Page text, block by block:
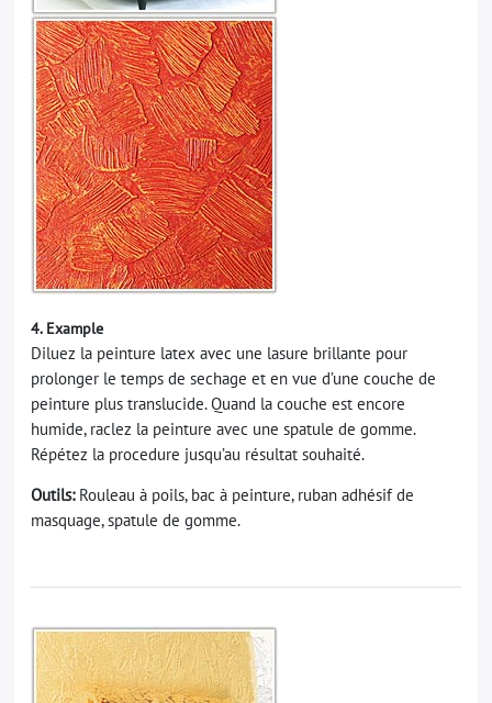
4. Example
Diluez la peinture latex avec une lasure brillante pour
prolonger le temps de sechage et en vue d’une couche de
peinture plus translucide. Quand la couche est encore
humide, raclez la peinture avec une spatule de gomme.
Répétez la procedure jusqu’au résultat souhaité.
Outils: Rouleau à poils, bac à peinture, ruban adhésif de
masquage, spatule de gomme.